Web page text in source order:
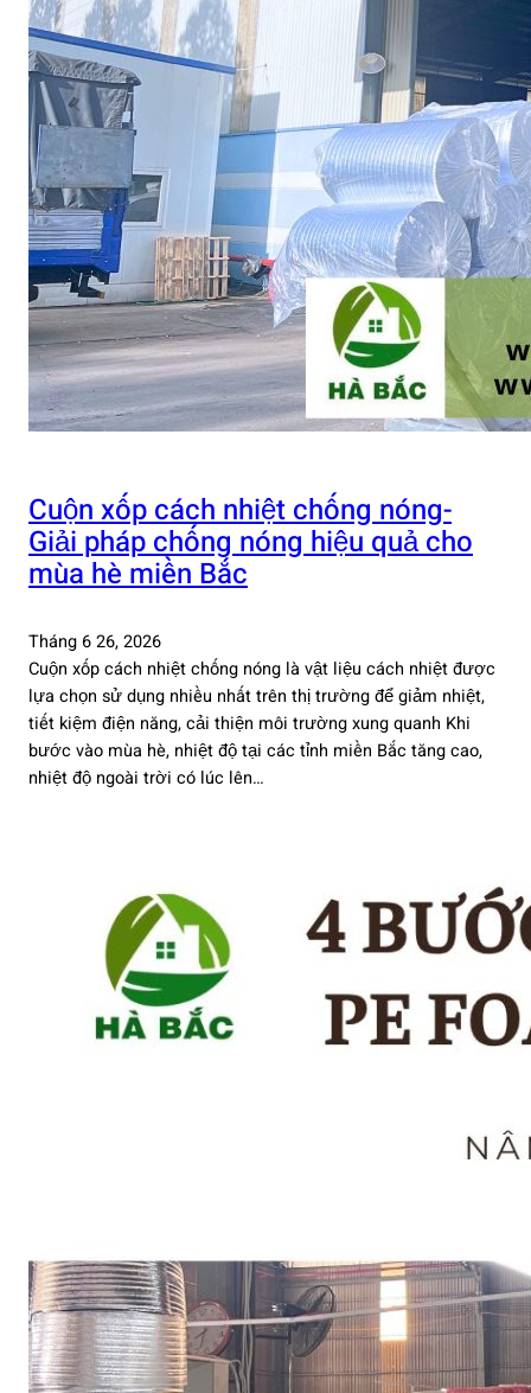
Cuộn xốp cách nhiệt chống nóng-
Giải pháp chống nóng hiệu quả cho
mùa hè miền Bắc
Tháng 6 26, 2026
Cuộn xốp cách nhiệt chống nóng là vật liệu cách nhiệt được
lựa chọn sử dụng nhiều nhất trên thị trường để giảm nhiệt,
tiết kiệm điện năng, cải thiện môi trường xung quanh Khi
bước vào mùa hè, nhiệt độ tại các tỉnh miền Bắc tăng cao,
nhiệt độ ngoài trời có lúc lên…